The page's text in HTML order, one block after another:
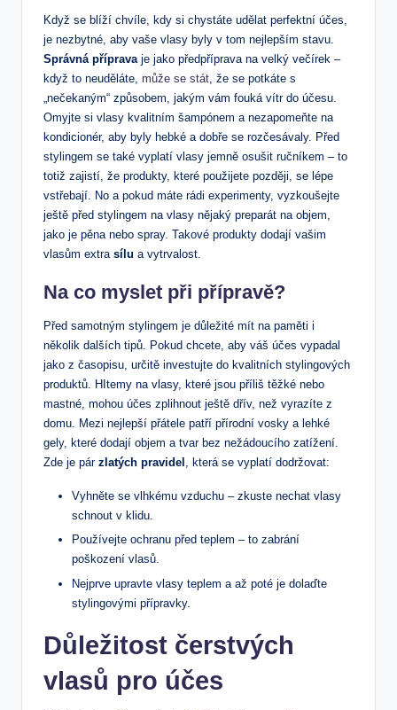
Když se blíží chvíle, kdy si chystáte udělat perfektní účes,
je nezbytné, aby vaše vlasy byly v tom nejlepším stavu.
Správná přípravaje jako předpříprava na velký večírek –
když to neuděláte, může se stát, že se potkáte s
„nečekaným“ způsobem, jakým vám fouká vítr do účesu.
Omyjte si vlasy kvalitním šampónem a nezapomeňte na
kondicionér, aby byly hebké a dobře se rozčesávaly. Před
stylingem se také vyplatí vlasy jemně osušit ručníkem – to
totiž zajistí, že produkty, které použijete později, se lépe
vstřebají. No a pokud máte rádi experimenty, vyzkoušejte
ještě před stylingem na vlasy nějaký preparát na objem,
jako je pěna nebo spray. Takové produkty dodají vašim
vlasům extra sílu a vytrvalost.
Na co myslet při přípravě?
Před samotným stylingem je důležité mít na paměti i
několik dalších tipů. Pokud chcete, aby váš účes vypadal
jako z časopisu, určitě investujte do kvalitních stylingových
produktů. HItemy na vlasy, které jsou příliš těžké nebo
mastné, mohou účes zplihnout ještě dřív, než vyrazíte z
domu. Mezi nejlepší přátele patří přírodní vosky a lehké
gely, které dodají objem a tvar bez nežádoucího zatížení.
Zde je pár zlatých pravidel , která se vyplatí dodržovat:
Vyhněte se vlhkému vzduchu – zkuste nechat vlasy
schnout v klidu.
Používejte ochranu před teplem – to zabrání
poškození vlasů.
Nejprve upravte vlasy teplem a až poté je dolaďte
stylingovými přípravky.
Důležitost čerstvých
vlasů pro účes